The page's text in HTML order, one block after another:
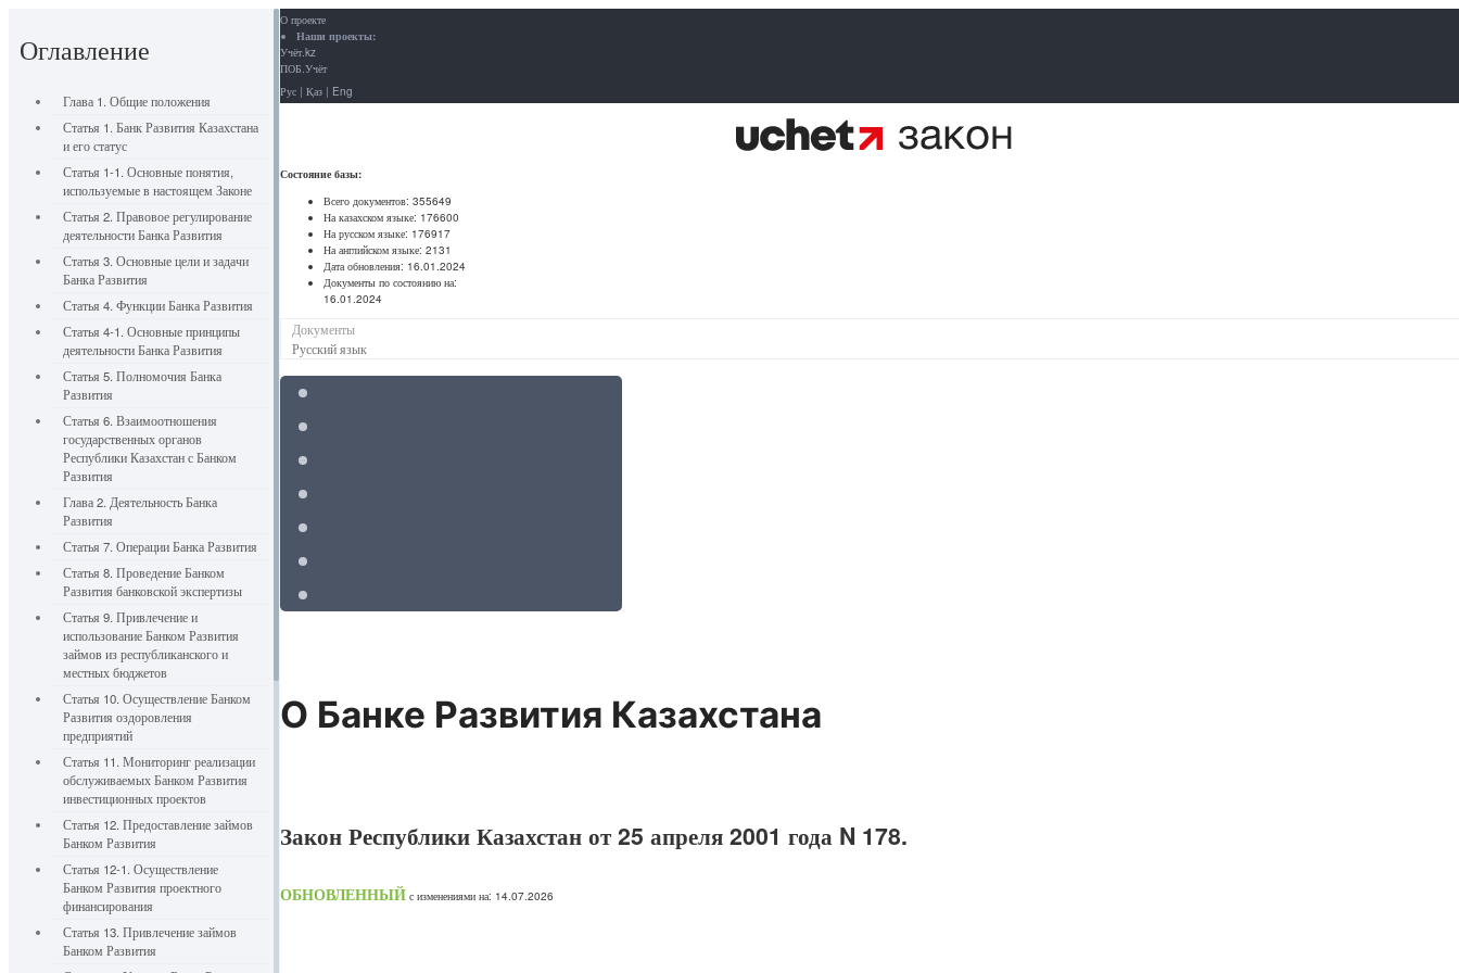
Оглавление
Глава 1. Общие положения
Статья 1. Банк Развития Казахстана
и его статус
Статья 1-1. Основные понятия,
используемые в настоящем Законе
Статья 2. Правовое регулирование
деятельности Банка Развития
Статья 3. Основные цели и задачи
Банка Развития
Статья 4. Функции Банка Развития
Статья 4-1. Основные принципы
деятельности Банка Развития
Статья 5. Полномочия Банка
Развития
Статья 6. Взаимоотношения
государственных органов
Республики Казахстан с Банком
Развития
Глава 2. Деятельность Банка
Развития
Статья 7. Операции Банка Развития
Статья 8. Проведение Банком
Развития банковской экспертизы
Статья 9. Привлечение и
использование Банком Развития
займов из республиканского и
местных бюджетов
Статья 10. Осуществление Банком
Развития оздоровления
предприятий
Статья 11. Мониторинг реализации
обслуживаемых Банком Развития
инвестиционных проектов
Статья 12. Предоставление займов
Банком Развития
Статья 12-1. Осуществление
Банком Развития проектного
финансирования
Статья 13. Привлечение займов
Банком Развития
О проекте
Наши проекты:
Учёт.kz
ПОБ.Учёт
Рус | Қаз | Eng
Состояние базы:
Всего документов: 355649
На казахском языке: 176600
На русском языке: 176917
На английском языке: 2131
Дата обновления: 16.01.2024
Документы по состоянию на:
16.01.2024
Документы
Русский язык
О Банке Развития Казахстана
Закон Республики Казахстан от 25 апреля 2001 года N 178.
ОБНОВЛЕННЫЙ с изменениями на: 14.07.2026